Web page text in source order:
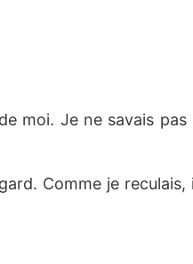
moi. Je ne savais
Comme je